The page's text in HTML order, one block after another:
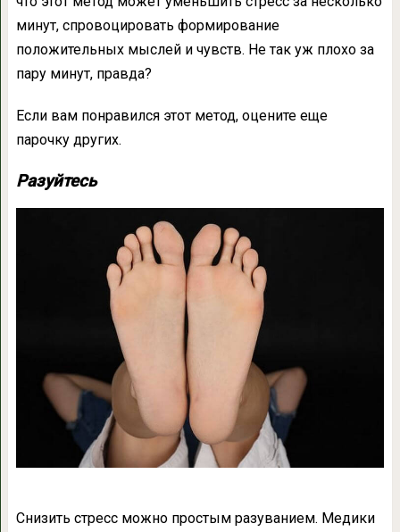
минут, спровоцировать формирование
положительных мыслей и чувств. Не так уж плохо за
пару минут, правда?
Если вам понравился этот метод, оцените еще
парочку других.
Разуйтесь
Снизить стресс можно простым разуванием. Медики